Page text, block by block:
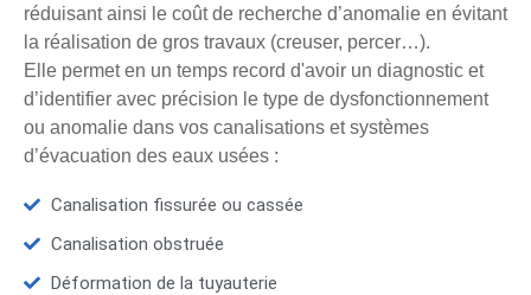
réduisant ainsi le coût de recherche d’anomalie en évitant
la réalisation de gros travaux (creuser, percer…).
Elle permet en un temps record d'avoir un diagnostic et
d’identifier avec précision le type de dysfonctionnement
ou anomalie dans vos canalisations et systèmes
d’évacuation des eaux usées :
Canalisation fissurée ou cassée
Canalisation obstruée
Déformation de la tuyauterie